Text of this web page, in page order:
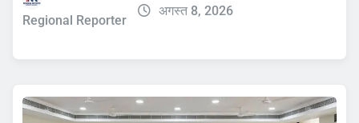
Regional Reporter
अगस्त 8, 2026